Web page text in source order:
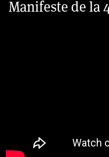
Manifeste de la